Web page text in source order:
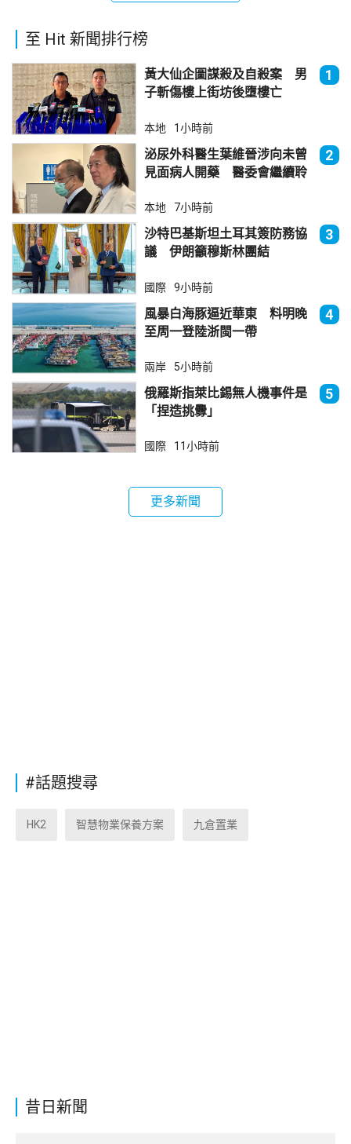
昔日新聞
至 Hit 新聞排行榜
黃大仙企圖謀殺及自殺案 男
子斬傷樓上街坊後墮樓亡
1
本地 1小時前
泌尿外科醫生葉維晉涉向未曾
見面病人開藥 醫委會繼續聆
2
本地 7小時前
沙特巴基斯坦土耳其簽防務協
議 伊朗籲穆斯林團結
3
國際 9小時前
風暴白海豚逼近華東 料明晚
至周一登陸浙閩一帶
4
兩岸 5小時前
俄羅斯指萊比錫無人機事件是
「捏造挑釁」
5
國際 11小時前
更多新聞
#話題搜尋
HK2 智慧物業保養方案 九倉置業